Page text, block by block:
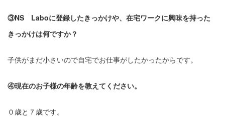
③NS Laboに登録したきっかけや、在宅ワークに興味を持った
きっかけは何ですか？
子供がまだ小さいので自宅でお仕事がしたかったからです。
④現在のお子様の年齢を教えてください。
０歳と７歳です。